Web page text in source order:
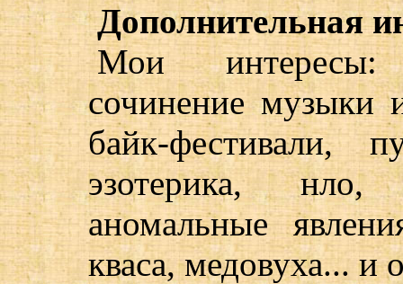
Дополнительная
Мои интересы:
сочинение музыки
байк-фестивали,
эзотерика, нло,
аномальные
кваса, медовуха... и